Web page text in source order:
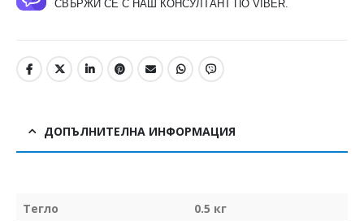
СВЪРЖИ СЕ С НАШ КОНСУЛТАНТ ПО VIBER.
ДОПЪЛНИТЕЛНА ИНФОРМАЦИЯ
Тегло 0.5 кг